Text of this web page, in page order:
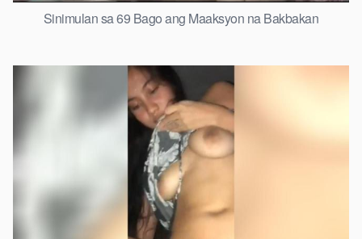
Sinimulan sa 69 Bago ang Maaksyon na Bakbakan